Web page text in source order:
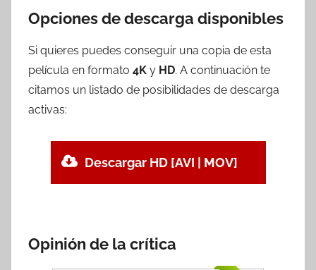
Opciones de descarga disponibles
Si quieres puedes conseguir una copia de esta
película en formato 4K y HD. A continuación te
citamos un listado de posibilidades de descarga
activas:
Descargar HD [AVI | MOV]
Opinión de la crítica